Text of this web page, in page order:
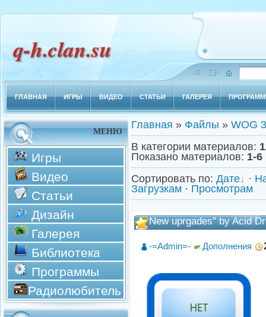
q-h.clan.su
ГЛАВНАЯ ИГРЫ ВИДЕО СТАТЬИ ГАЛЕРЕЯ
МЕНЮ
Игры
Видео
Статьи
Дизайн
Галерея
Библиотека
Программы
Радиолюбитель
Главная » Файлы » WOG
В категории материалов:
Показано материалов: 1-6
Сортировать по: Дате ·
Загрузкам · Просмотрам
New uprgades" by Acid
-=Admin=- Дополнения